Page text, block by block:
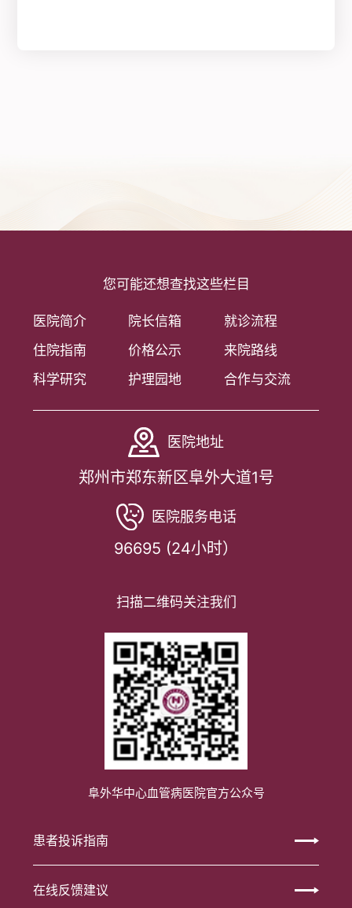
您可能还想查找这些栏目
医院简介 院长信箱
就诊流程
住院指南
价格公示
来院路线
科学研究
护理园地 合作与交流
医院地址
郑州市郑东新区阜外大道1号
医院服务电话
96695 (24小时）
扫描二维码关注我们
阜外华中心血管病医院官方公众号
患者投诉指南
在线反馈建议